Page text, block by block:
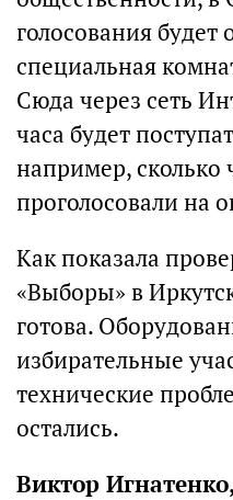
голосования будет
специальная
Сюда через сеть
часа будет
например, сколько
проголосовали на
Как показала
«Выборы» в
готова.
избирательные
технические
остались.
Виктор